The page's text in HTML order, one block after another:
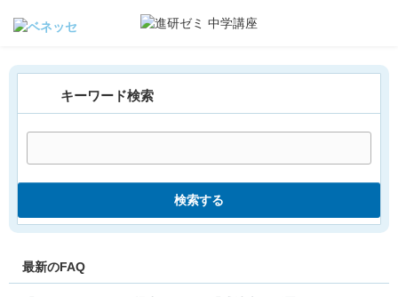
キーワード検索
検索する
最新のFAQ